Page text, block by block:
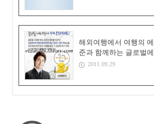
해외여행에서 여행의
준과 함께하는 글로벌
2011.09.29